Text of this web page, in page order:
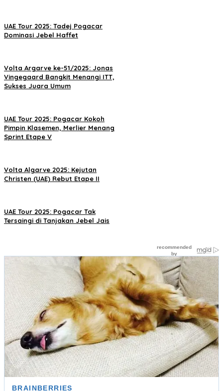
UAE Tour 2025: Tadej Pogacar
Dominasi Jebel Haffet
Volta Argarve ke-51/2025: Jonas
Vingegaard Bangkit Menangi ITT,
Sukses Juara Umum
UAE Tour 2025: Pogacar Kokoh
Pimpin Klasemen, Merlier Menang
Sprint Etape V
Volta Algarve 2025: Kejutan
Christen (UAE) Rebut Etape II
UAE Tour 2025: Pogacar Tak
Tersaingi di Tanjakan Jebel Jais